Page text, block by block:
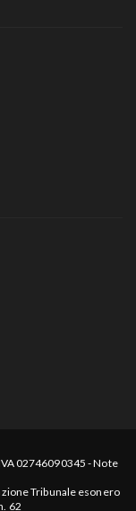
02746090345 -Note
Tribunale esonero
62